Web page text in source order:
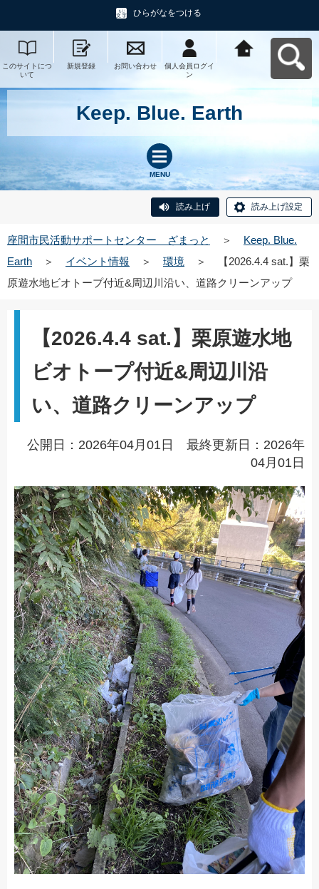
ひらがなをつける
このサイトにつ
いて
新規登録 お問い合わせ
個人会員ログイ
ン
Keep. Blue. Earth
MENU
読み上げ 読み上げ設定
座間市民活動サポートセンター ざまっと ＞
Keep. Blue.
Earth
＞ イベント情報 ＞ 環境 ＞
【2026.4.4 sat.】栗
原遊水地ビオトープ付近&周辺川沿い、道路クリーンアップ
【2026.4.4 sat.】栗原遊水地
ビオトープ付近&周辺川沿
い、道路クリーンアップ
公開日：2026年04月01日 最終更新日：2026年
04月01日